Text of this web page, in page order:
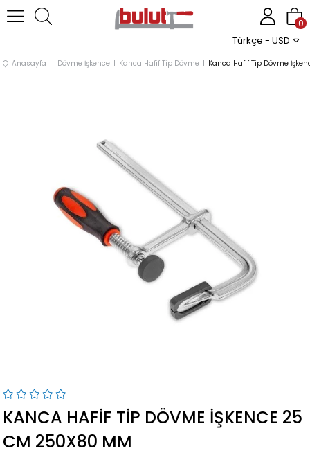
Türkçe - USD
0
Anasayfa Dövme İşkence Kanca Hafif Tip Dövme Kanca Hafif Tip Dövme
KANCA HAFIF TIP DÖVME İŞKENCE 25
CM 250X80 MM